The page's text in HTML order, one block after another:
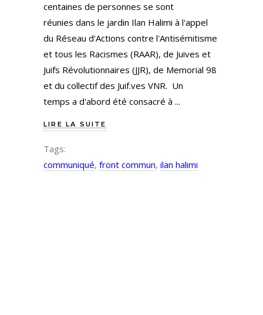
centaines de personnes se sont
réunies dans le jardin Ilan Halimi à l'appel
du Réseau d'Actions contre l'Antisémitisme
et tous les Racismes (RAAR), de Juives et
Juifs Révolutionnaires (JJR), de Memorial 98
et du collectif des Juif.ves VNR. Un
temps a d'abord été consacré à
LIRE LA SUITE
Tags:
communiqué, front commun, ilan halimi